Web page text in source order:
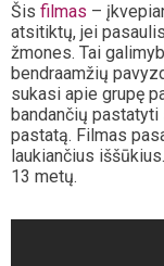
Šis filmas –
atsitiktų, jei
žmones. Tai
bendraamžių
sukasi apie grupę
bandančių
pastatą. Filmas
laukiančius
13 metų.